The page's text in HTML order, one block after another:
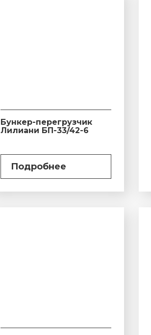
Бункер-перегрузчик
Лилиани БП-33/42-6
Подробнее